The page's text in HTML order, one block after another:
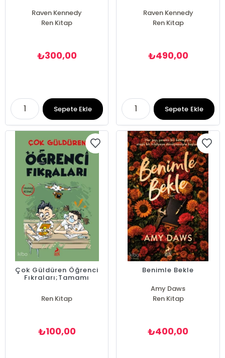
Raven Kennedy
Ren Kitap
₺300,00
Sepete Ekle
Raven Kennedy
Ren Kitap
₺490,00
Sepete Ekle
Çok Güldüren Öğrenci
Fıkraları;Tamamı
Ren Kitap
₺100,00
Benimle Bekle
Amy Daws
Ren Kitap
₺400,00